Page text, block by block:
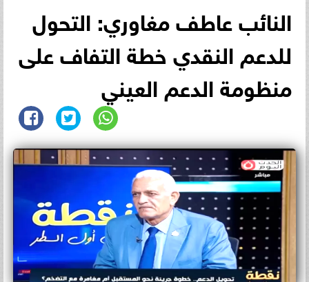
النائب عاطف مغاوري: التحول
للدعم النقدي خطة التفاف على
منظومة الدعم العيني